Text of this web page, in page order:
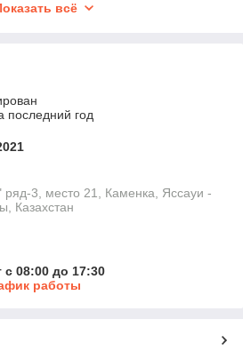
шлиф-машинок CROWN
шлиф-подошвы
/ 150 / 180 мм) или шлиф-
работе.
и защиты мотора
ошибки
тяжёлой зачистки → мотор
шлифовка неэффективна.
всё
последний год
3, место 21, Каменка, Яссауи -
Казахстан
с 08:00 до 17:30
работы